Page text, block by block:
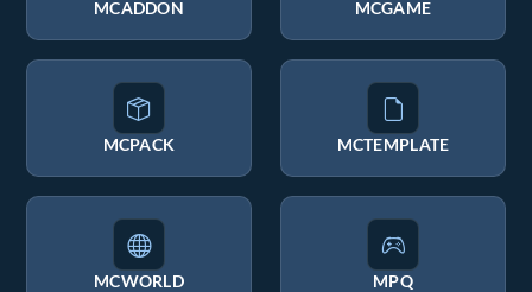
MCADDON MCGAME
MCPACK MCTEMPLATE
MCWORLD MPQ